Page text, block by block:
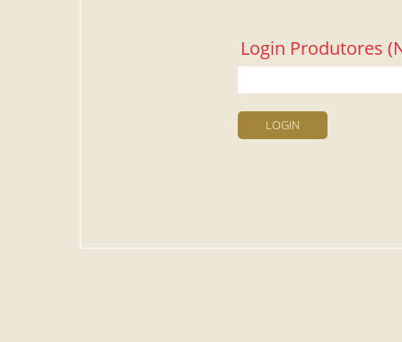
Login Produtores
LOGIN